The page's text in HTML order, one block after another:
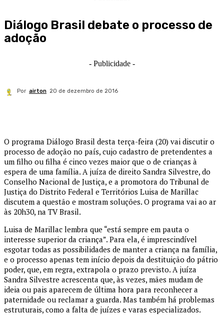
Diálogo Brasil debate o processo de
adoção
- Publicidade -
Por airton 20 de dezembro de 2016
O programa Diálogo Brasil desta terça-feira (20) vai discutir o
processo de adoção no país, cujo cadastro de pretendentes a
um filho ou filha é cinco vezes maior que o de crianças à
espera de uma família. A juíza de direito Sandra Silvestre, do
Conselho Nacional de Justiça, e a promotora do Tribunal de
Justiça do Distrito Federal e Territórios Luisa de Marillac
discutem a questão e mostram soluções. O programa vai ao ar
às 20h30, na TV Brasil.
Luisa de Marillac lembra que “está sempre em pauta o
interesse superior da criança”. Para ela, é imprescindível
esgotar todas as possibilidades de manter a criança na família,
e o processo apenas tem início depois da destituição do pátrio
poder, que, em regra, extrapola o prazo previsto. A juíza
Sandra Silvestre acrescenta que, às vezes, mães mudam de
ideia ou pais aparecem de última hora para reconhecer a
paternidade ou reclamar a guarda. Mas também há problemas
estruturais, como a falta de juízes e varas especializados.